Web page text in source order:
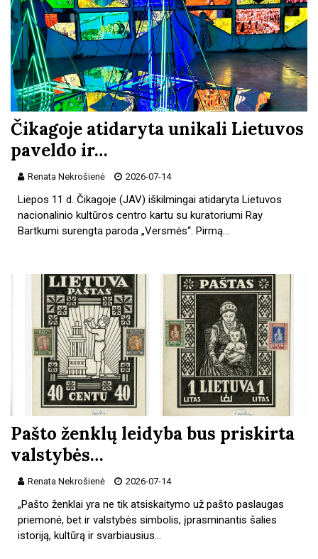
Čikagoje atidaryta unikali Lietuvos
paveldo ir…
Renata Nekrošienė 2026-07-14
Liepos 11 d. Čikagoje (JAV) iškilmingai atidaryta Lietuvos
nacionalinio kultūros centro kartu su kuratoriumi Ray
Bartkumi surengta paroda „Versmės“. Pirmą…
Pašto ženklų leidyba bus priskirta
valstybės…
Renata Nekrošienė 2026-07-14
„Pašto ženklai yra ne tik atsiskaitymo už pašto paslaugas
priemonė, bet ir valstybės simbolis, įprasminantis šalies
istoriją, kultūrą ir svarbiausius…